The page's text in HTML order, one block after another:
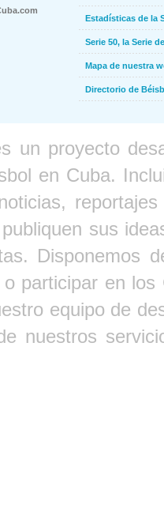
Estadísticas de la
Serie 50, la Serie
Mapa de nuestra
Directorio de
un proyecto
en Cuba.
sus
Disponemos
participar en
equipo de
nuestros